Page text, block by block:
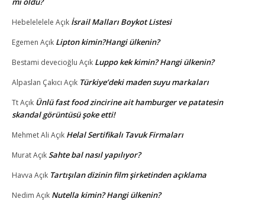
Hebelelelele Açık İsrail Malları Boykot Listesi
Egemen Açık Lipton kimin?Hangi ülkenin?
Bestami devecioğlu Açık Luppo kek kimin? Hangi ülkenin?
Alpaslan Çakıcı Açık Türkiye’deki maden suyu markaları
TtAçık Ünlü fast food zincirine ait hamburger ve patatesin
skandal görüntüsü şoke etti!
Mehmet Ali Açık Helal Sertifikalı Tavuk Firmaları
MuratAçıkSahte bal nasıl yapılıyor?
Havva Açık Tartışılan dizinin film şirketinden açıklama
Nedim Açık Nutella kimin? Hangi ülkenin?